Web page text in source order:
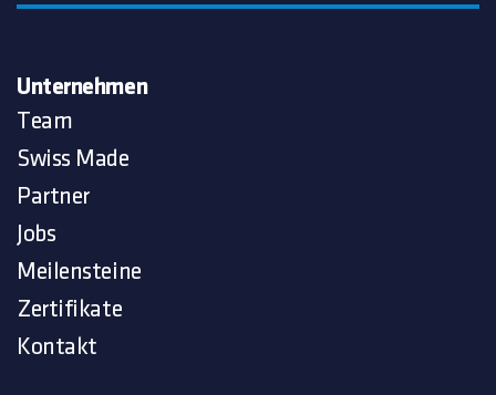
Unternehmen
Team
Swiss Made
Partner
Jobs
Meilensteine
Zertifikate
Kontakt